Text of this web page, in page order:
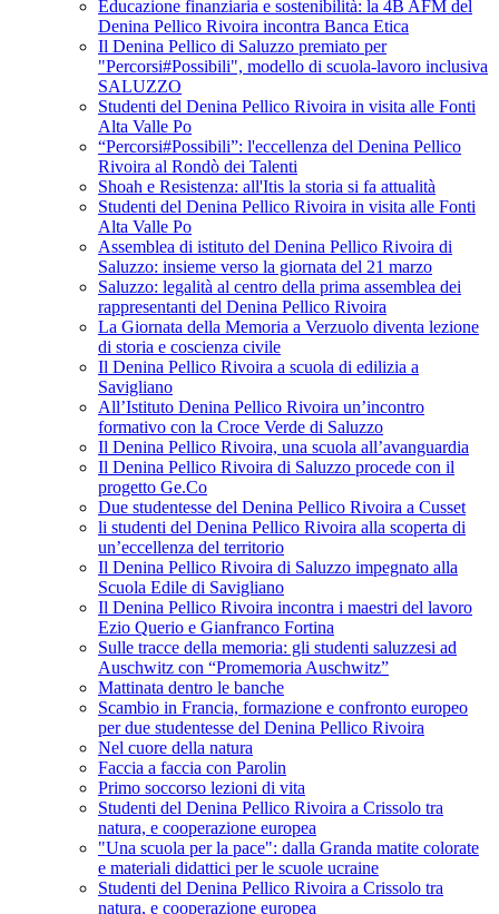
Educazione finanziaria e sostenibilità: la 4B AFM del
Denina Pellico Rivoira incontra Banca Etica
Il Denina Pellico di Saluzzo premiato per
"Percorsi#Possibili", modello di scuola-lavoro inclusiva
SALUZZO
Studenti del Denina Pellico Rivoira in visita alle Fonti
Alta Valle Po
“Percorsi#Possibili”: l'eccellenza del Denina Pellico
Rivoira al Rondò dei Talenti
Shoah e Resistenza: all'Itis la storia si fa attualità
Studenti del Denina Pellico Rivoira in visita alle Fonti
Alta Valle Po
Assemblea di istituto del Denina Pellico Rivoira di
Saluzzo: insieme verso la giornata del 21 marzo
Saluzzo: legalità al centro della prima assemblea dei
rappresentanti del Denina Pellico Rivoira
La Giornata della Memoria a Verzuolo diventa lezione
di storia e coscienza civile
Il Denina Pellico Rivoira a scuola di edilizia a
Savigliano
All’Istituto Denina Pellico Rivoira un’incontro
formativo con la Croce Verde di Saluzzo
Il Denina Pellico Rivoira, una scuola all’avanguardia
Il Denina Pellico Rivoira di Saluzzo procede con il
progetto Ge.Co
Due studentesse del Denina Pellico Rivoira a Cusset
li studenti del Denina Pellico Rivoira alla scoperta di
un’eccellenza del territorio
Il Denina Pellico Rivoira di Saluzzo impegnato alla
Scuola Edile di Savigliano
Il Denina Pellico Rivoira incontra i maestri del lavoro
Ezio Querio e Gianfranco Fortina
Sulle tracce della memoria: gli studenti saluzzesi ad
Auschwitz con “Promemoria Auschwitz”
Mattinata dentro le banche
Scambio in Francia, formazione e confronto europeo
per due studentesse del Denina Pellico Rivoira
Nel cuore della natura
Faccia a faccia con Parolin
Primo soccorso lezioni di vita
Studenti del Denina Pellico Rivoira a Crissolo tra
natura, e cooperazione europea
"Una scuola per la pace": dalla Granda matite colorate
e materiali didattici per le scuole ucraine
Studenti del Denina Pellico Rivoira a Crissolo tra
natura, e cooperazione europea